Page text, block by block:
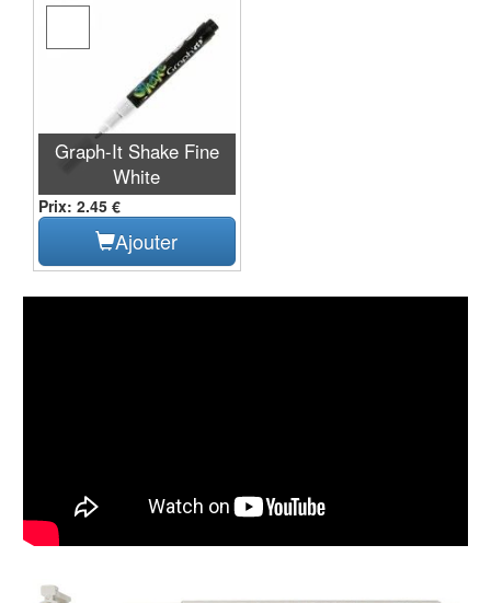
Graph-It Shake Fine
White
Prix: 2.45 €
Ajouter